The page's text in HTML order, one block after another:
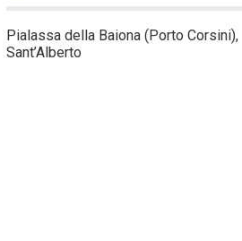
Pialassa della Baiona (Porto Corsini),
Sant’Alberto